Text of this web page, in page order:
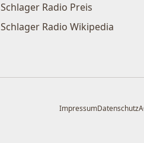
Schlager Radio Preis
Schlager Radio Wikipedia
ImpressumDatenschutz